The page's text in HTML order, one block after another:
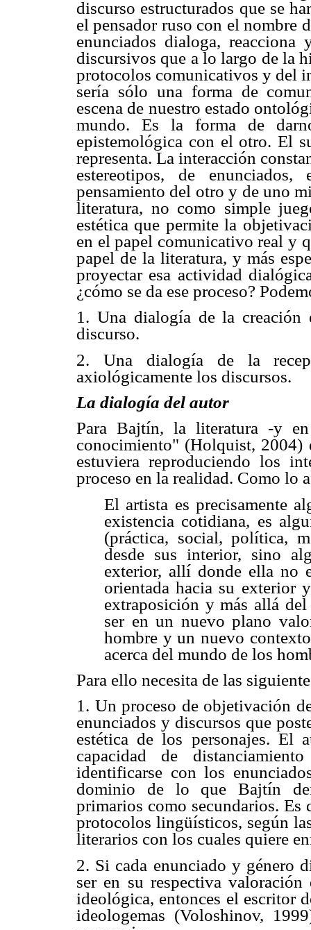
discurso estructurados que se
el pensador ruso con el nombre
enunciados dialoga, reacciona
discursivos que a lo largo de la
protocolos comunicativos y del
sería sólo una forma de
escena de nuestro estado
mundo. Es la forma de
epistemológica con el otro. El
representa. La interacción
estereotipos, de
pensamiento del otro y de uno
literatura, no como simple
estética que permite la
en el papel comunicativo real y
papel de la literatura, y más
proyectar esa actividad
¿cómo se da ese proceso?
1. Una dialogía de la creación
discurso.
2. Una dialogía de la
axiológicamente los discursos.
La dialogía del autor
Para Bajtín, la literatura -y
conocimiento" (Holquist, 2004)
estuviera reproduciendo los
proceso en la realidad. Como lo
El artista es precisamente
existencia cotidiana, es
(práctica, social, política,
desde sus interior, sino
exterior, allí donde ella no
orientada hacia su exterior
extraposición y más allá
ser en un nuevo plano
hombre y un nuevo
acerca del mundo de los
Para ello necesita de las
1. Un proceso de objetivación
enunciados y discursos que
estética de los personajes. El
capacidad de
identificarse con los
dominio de lo que Bajtín
primarios como secundarios. Es
protocolos lingüísticos, según
literarios con los cuales quiere
2. Si cada enunciado y género
ser en su respectiva
ideológica, entonces el escritor
ideologemas (Voloshinov,